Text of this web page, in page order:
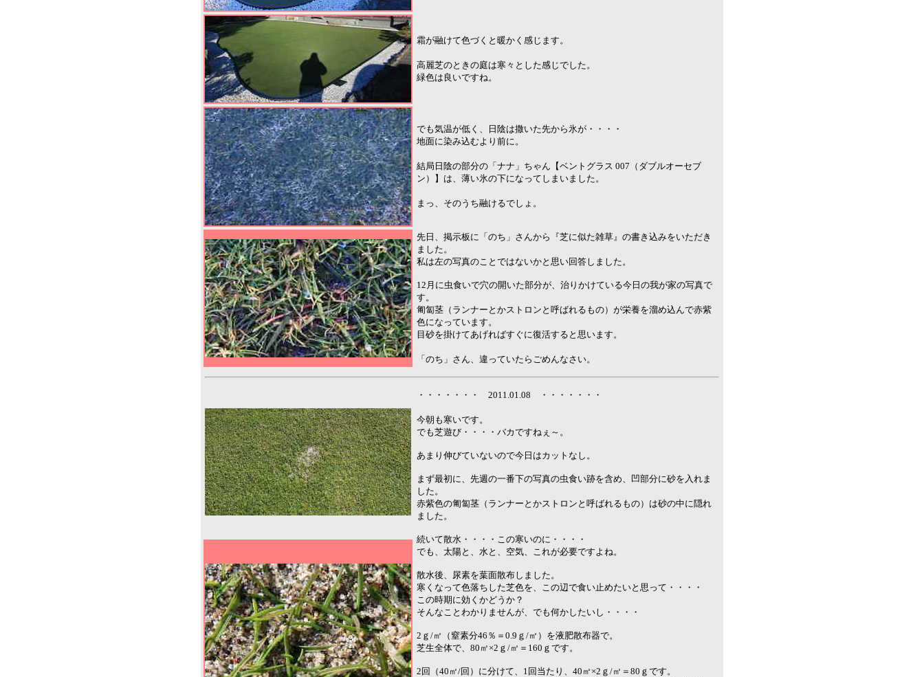
霜が融けて色づくと暖かく感じます。
高麗芝のときの庭は寒々とした感じでした。
緑色は良いですね。
でも気温が低く、日陰は撒いた先から氷が・・・・
地面に染み込むより前に。
結局日陰の部分の「ナナ」ちゃん【ベントグラス 007（ダブルオーセブ
ン）】は、薄い氷の下になってしまいました。
まっ、そのうち融けるでしょ。
先日、掲示板に「のち」さんから『芝に似た雑草』の書き込みをいただき
ました。
私は左の写真のことではないかと思い回答しました。
12月に虫食いで穴の開いた部分が、治りかけている今日の我が家の写真で
す。
匍匐茎（ランナーとかストロンと呼ばれるもの）が栄養を溜め込んで赤紫
色になっています。
目砂を掛けてあげればすぐに復活すると思います。
「のち」さん、違っていたらごめんなさい。
・・・・・・・ 2011.01.08 ・・・・・・・
今朝も寒いです。
でも芝遊び・・・・バカですねぇ～。
あまり伸びていないので今日はカットなし。
まず最初に、先週の一番下の写真の虫食い跡を含め、凹部分に砂を入れま
した。
赤紫色の匍匐茎（ランナーとかストロンと呼ばれるもの）は砂の中に隠れ
ました。
続いて散水・・・・この寒いのに・・・・
でも、太陽と、水と、空気、これが必要ですよね。
散水後、尿素を葉面散布しました。
寒くなって色落ちした芝色を、この辺で食い止めたいと思って・・・・
この時期に効くかどうか？
そんなことわかりませんが、でも何かしたいし・・・・
2ｇ/㎡（窒素分46％＝0.9ｇ/㎡）を液肥散布器で。
芝生全体で、80㎡×2ｇ/㎡＝160ｇです。
2回（40㎡/回）に分けて、1回当たり、40㎡×2ｇ/㎡＝80ｇです。